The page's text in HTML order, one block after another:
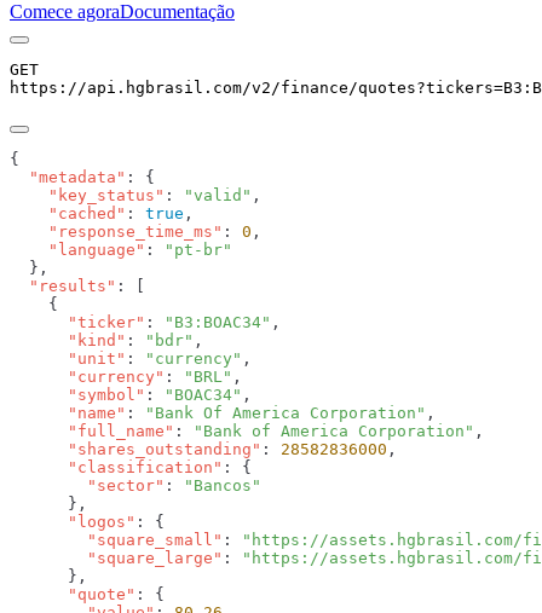
Comece agoraDocumentação
GET
https://api.hgbrasil.com/v2/finance/quotes?tickers=
  "metadata"
    "key_status"
: "valid"
    "cached"
: true
    "response_time_ms"
: 0
    "language"
:
  "results"
      "ticker"
: "B3:BOAC34"
      "kind"
: "bdr"
      "unit"
: "currency"
      "currency"
: "BRL"
      "symbol"
: "BOAC34"
      "name"
: "Bank Of America Corporation"
      "full_name"
: "Bank of America Corporation"
      "shares_outstanding"
: 28582836000
      "classification"
        "sector"
:
      "logos"
        "square_small"
:
"https://assets.hgbrasil.com/
        "square_large"
:
      "quote"